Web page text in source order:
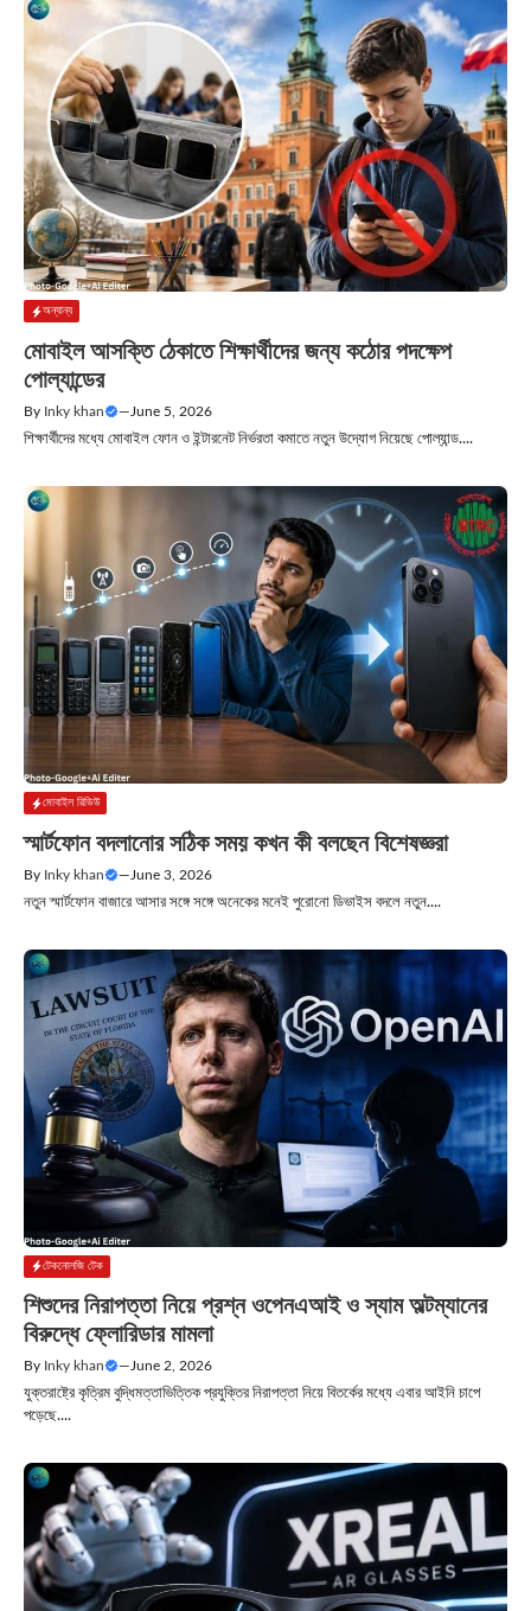
অন্যান্য
মোবাইল আসক্তি ঠেকাতে শিক্ষার্থীদের জন্য কঠোর পদক্ষেপ
পোল্যান্ডের
By Inky khan — June 5, 2026
শিক্ষার্থীদের মধ্যে মোবাইল ফোন ও ইন্টারনেট নির্ভরতা কমাতে নতুন উদ্যোগ নিয়েছে পোল্যান্ড....
মোবাইল রিভিউ
স্মার্টফোন বদলানোর সঠিক সময় কখন কী বলছেন বিশেষজ্ঞরা
By Inky khan — June 3, 2026
নতুন স্মার্টফোন বাজারে আসার সঙ্গে সঙ্গে অনেকের মনেই পুরোনো ডিভাইস বদলে নতুন....
টেকনোলজি টেক
শিশুদের নিরাপত্তা নিয়ে প্রশ্ন ওপেনএআই ও স্যাম অল্টম্যানের
বিরুদ্ধে ফ্লোরিডার মামলা
By Inky khan — June 2, 2026
যুক্তরাষ্ট্রে কৃত্রিম বুদ্ধিমত্তাভিত্তিক প্রযুক্তির নিরাপত্তা নিয়ে বিতর্কের মধ্যে এবার আইনি চাপে
পড়েছে....